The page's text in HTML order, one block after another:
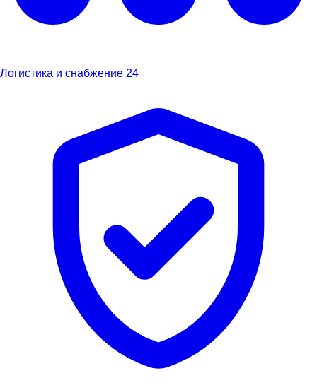
Логистика и снабжение 24